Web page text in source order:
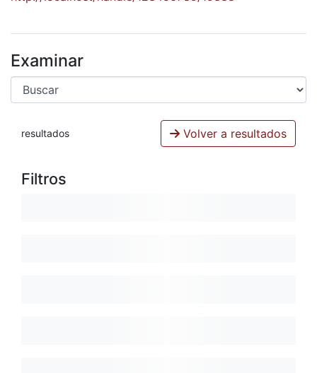
Examinar
resultados Volver a resultados
Filtros